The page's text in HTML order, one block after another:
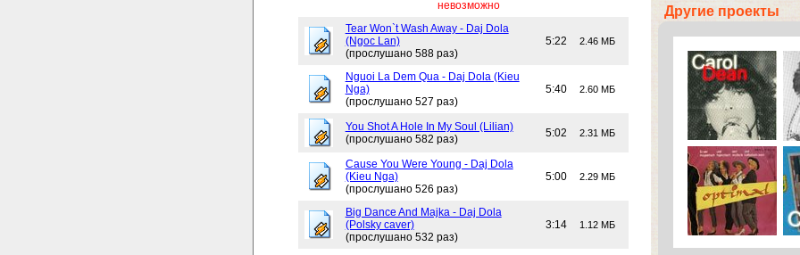
невозможно
Tear Won`t Wash Away - Daj Dola
(Ngoc Lan)
(прослушано 588 раз)
5:22 2.46 МБ
Nguoi La Dem Qua - Daj Dola (Kieu
Nga)
(прослушано 527 раз)
5:40 2.60 МБ
You Shot A Hole In My Soul (Lilian)
(прослушано 582 раз)
5:02 2.31 МБ
Cause You Were Young - Daj Dola
(Kieu Nga)
(прослушано 526 раз)
5:00 2.29 МБ
Big Dance And Majka - Daj Dola
(Polsky caver)
(прослушано 532 раз)
3:14 1.12 МБ
Другие проекты